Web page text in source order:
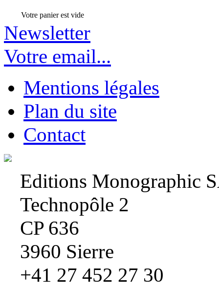
Votre panier est vide
Newsletter
Votre email...
Mentions légales
Plan du site
Contact
Editions Monographic
Technopôle 2
CP 636
3960 Sierre
+41 27 452 27 30